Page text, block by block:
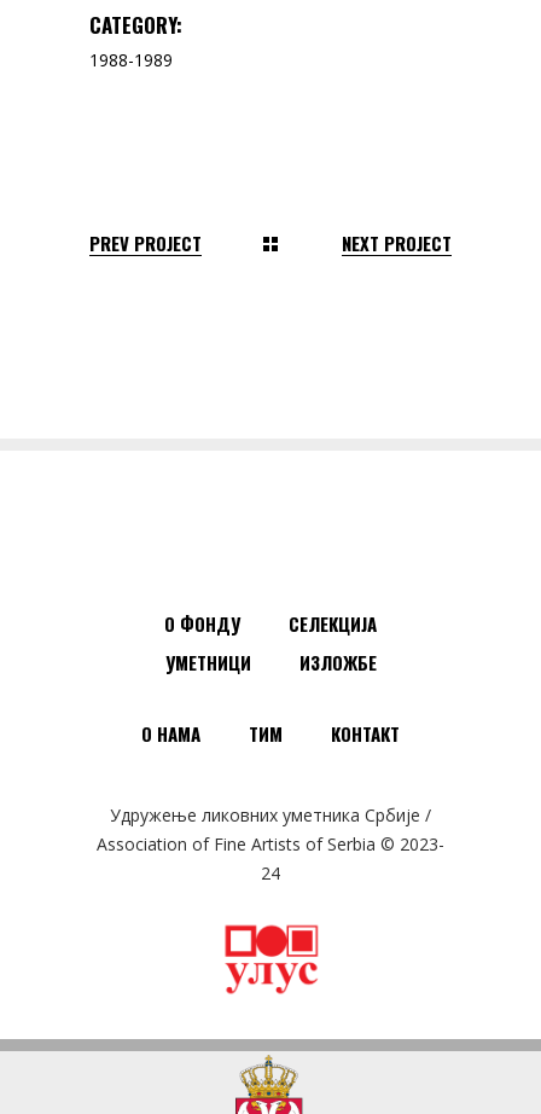
CATEGORY:
1988-1989
PREV PROJECT NEXT PROJECT
О ФОНДУ
СЕЛЕКЦИЈА
УМЕТНИЦИ
ИЗЛОЖБЕ
О НАМА ТИМ КОНТАКТ
Удружење ликовних уметника Србије /
Association of Fine Artists of Serbia © 2023-
24